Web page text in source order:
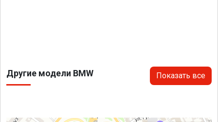
Другие модели BMW Показать все